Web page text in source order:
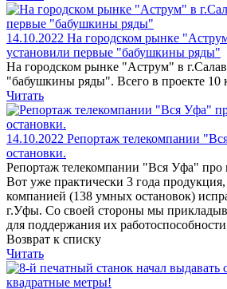
14.10.2022 На городском рынке
установили первые "бабушкины ряды"
На городском рынке "Аструм" в
"бабушкины ряды". Всего в проекте 10
Читать
14.10.2022 Репортаж телекомпании
остановки.
Репортаж телекомпании "Вся Уфа" про
Вот уже практически 3 года
компанией (138 умных остановок)
г.Уфы. Со своей стороны мы
для поддержания их
Возврат к списку
Читать